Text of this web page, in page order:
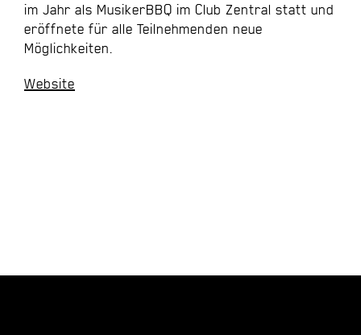
im Jahr als MusikerBBQ im Club Zentral statt und
eröffnete für alle Teilnehmenden neue
Möglichkeiten.
Website